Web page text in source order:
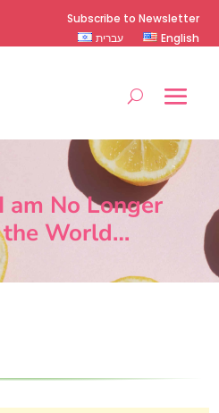
Subscribe to Newsletter
עברית
English
am No Longer
World…